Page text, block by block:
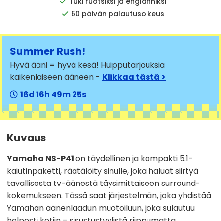
60 päivän palautusoikeus
Summer Rush!
Hyvä ääni = hyvä kesä! Huipputarjouksia
kaikenlaiseen ääneen - Klikkaa tästä >
16
16 49 24
Kuvaus
Yamaha NS-P41on täydellinen ja kompakti 5.1-
kaiutinpaketti, räätälöity sinulle, joka haluat siirtyä
tavallisesta tv-äänestä täysimittaiseen surround-
kokemukseen. Tässä saat järjestelmän, joka yhdistää
Yamahan äänenlaadun muotoiluun, joka sulautuu